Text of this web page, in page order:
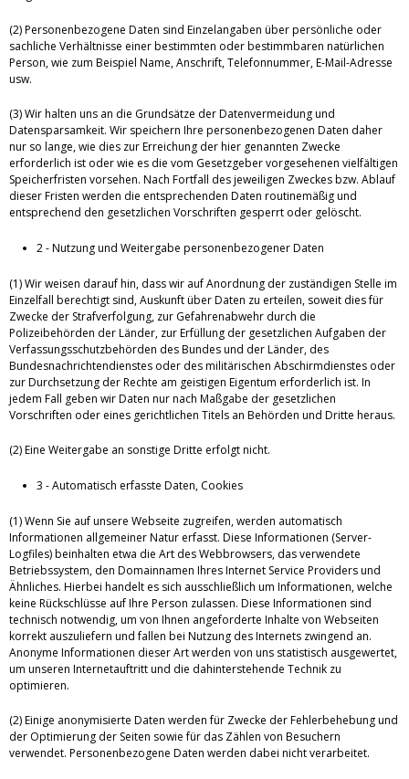
(2) Personenbezogene Daten sind Einzelangaben über persönliche oder
sachliche Verhältnisse einer bestimmten oder bestimmbaren natürlichen
Person, wie zum Beispiel Name, Anschrift, Telefonnummer, E-Mail-Adresse
usw.
(3) Wir halten uns an die Grundsätze der Datenvermeidung und
Datensparsamkeit. Wir speichern Ihre personenbezogenen Daten daher
nur so lange, wie dies zur Erreichung der hier genannten Zwecke
erforderlich ist oder wie es die vom Gesetzgeber vorgesehenen vielfältigen
Speicherfristen vorsehen. Nach Fortfall des jeweiligen Zweckes bzw. Ablauf
dieser Fristen werden die entsprechenden Daten routinemäßig und
entsprechend den gesetzlichen Vorschriften gesperrt oder gelöscht.
2 - Nutzung und Weitergabe personenbezogener Daten
(1) Wir weisen darauf hin, dass wir auf Anordnung der zuständigen Stelle im
Einzelfall berechtigt sind, Auskunft über Daten zu erteilen, soweit dies für
Zwecke der Strafverfolgung, zur Gefahrenabwehr durch die
Polizeibehörden der Länder, zur Erfüllung der gesetzlichen Aufgaben der
Verfassungsschutzbehörden des Bundes und der Länder, des
Bundesnachrichtendienstes oder des militärischen Abschirmdienstes oder
zur Durchsetzung der Rechte am geistigen Eigentum erforderlich ist. In
jedem Fall geben wir Daten nur nach Maßgabe der gesetzlichen
Vorschriften oder eines gerichtlichen Titels an Behörden und Dritte heraus.
(2) Eine Weitergabe an sonstige Dritte erfolgt nicht.
3 - Automatisch erfasste Daten, Cookies
(1) Wenn Sie auf unsere Webseite zugreifen, werden automatisch
Informationen allgemeiner Natur erfasst. Diese Informationen (Server-
Logfiles) beinhalten etwa die Art des Webbrowsers, das verwendete
Betriebssystem, den Domainnamen Ihres Internet Service Providers und
Ähnliches. Hierbei handelt es sich ausschließlich um Informationen, welche
keine Rückschlüsse auf Ihre Person zulassen. Diese Informationen sind
technisch notwendig, um von Ihnen angeforderte Inhalte von Webseiten
korrekt auszuliefern und fallen bei Nutzung des Internets zwingend an.
Anonyme Informationen dieser Art werden von uns statistisch ausgewertet,
um unseren Internetauftritt und die dahinterstehende Technik zu
optimieren.
(2) Einige anonymisierte Daten werden für Zwecke der Fehlerbehebung und
der Optimierung der Seiten sowie für das Zählen von Besuchern
verwendet. Personenbezogene Daten werden dabei nicht verarbeitet.